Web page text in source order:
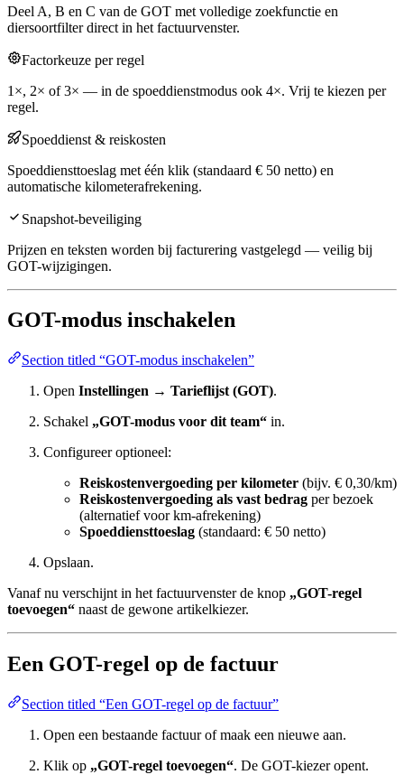
Deel A, B en C van de GOT met volledige zoekfunctie en
diersoortfilter direct in het factuurvenster.
Factorkeuze per regel
1×, 2× of 3× — in de spoeddienstmodus ook 4×. Vrij te kiezen per
regel.
Spoeddienst & reiskosten
Spoeddiensttoeslag met één klik (standaard € 50 netto) en
automatische kilometerafrekening.
Snapshot-beveiliging
Prijzen en teksten worden bij facturering vastgelegd — veilig bij
GOT-wijzigingen.
GOT-modus inschakelen
Section titled “GOT-modus inschakelen”
Open Instellingen → Tarieflijst (GOT).
Schakel „GOT-modus voor dit team“ in.
Configureer optioneel:
Reiskostenvergoeding per kilometer (bijv. € 0,30/km)
Reiskostenvergoeding als vast bedrag per bezoek
(alternatief voor km-afrekening)
Spoeddiensttoeslag (standaard: € 50 netto)
Opslaan.
Vanaf nu verschijnt in het factuurvenster de knop „GOT-regel
toevoegen“ naast de gewone artikelkiezer.
Een GOT-regel op de factuur
Section titled “Een GOT-regel op de factuur”
Open een bestaande factuur of maak een nieuwe aan.
Klik op „GOT-regel toevoegen“. De GOT-kiezer opent.